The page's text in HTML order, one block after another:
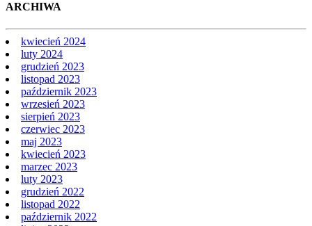
ARCHIWA
kwiecień 2024
luty 2024
grudzień 2023
listopad 2023
październik 2023
wrzesień 2023
sierpień 2023
czerwiec 2023
maj 2023
kwiecień 2023
marzec 2023
luty 2023
grudzień 2022
listopad 2022
październik 2022